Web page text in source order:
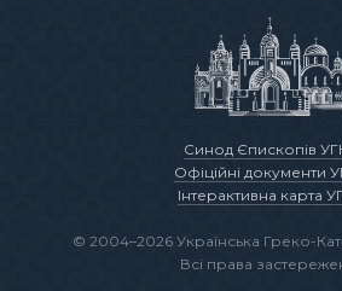
Синод Єпископів
Офіційні документи
Інтерактивна карта
© 2004–2026 Українська Греко-
Всі права